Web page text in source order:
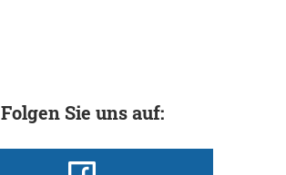
Folgen Sie uns auf: